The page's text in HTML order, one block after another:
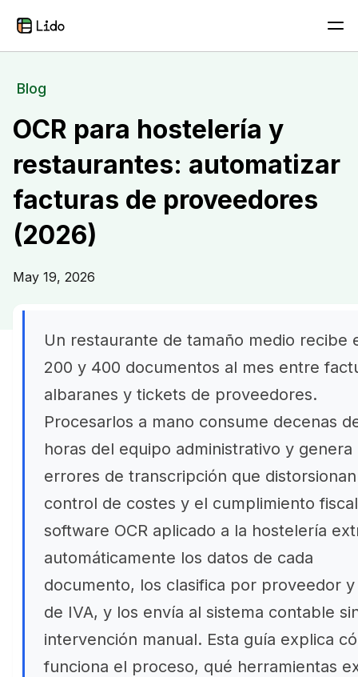
Blog
OCR para hostelería y
restaurantes: automatizar
facturas de proveedores
(2026)
May 19, 2026
Un restaurante de tamaño medio recibe
200 y 400 documentos al mes entre
albaranes y tickets de proveedores.
Procesarlos a mano consume decenas
horas del equipo administrativo y genera
errores de transcripción que
control de costes y el cumplimiento
software OCR aplicado a la hostelería
automáticamente los datos de cada
documento, los clasifica por proveedor
de IVA, y los envía al sistema contable
intervención manual. Esta guía explica
funciona el proceso, qué herramientas